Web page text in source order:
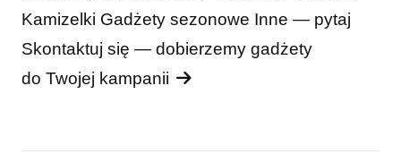
Kamizelki Gadżety sezonowe Inne — pytaj
Skontaktuj się — dobierzemy gadżety
do Twojej kampanii